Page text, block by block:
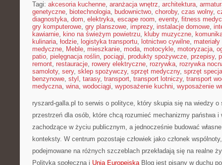
Tagi: akcesoria kuchenne, aranżacja wnętrz, architektura,
genetyczne, biotechnologia, budownictwo, choroby, czas wolny,
diagnostyka, dom, elektryka, escape room, eventy, fitness
gry komputerowe, gry planszowe, imprezy, instalacje domowe,
kawiarnie, kino na świeżym powietrzu, kluby muzyczne,
kulinaria, łodzie, logistyka transportu, lotnictwo cywilne,
medyczne, Meble, mieszkanie, moda, motocykle, motoryzacja,
patio, pielęgnacja roślin, pociągi, produkty spożywcze, przepisy,
remont, restauracje, rowery elektryczne, rozrywka, rozrywka
samoloty, sery, sklep spożywczy, sprzęt medyczny, sprzęt
benzynowe, styl , tarasy, transport, transport lotniczy, transport
medyczna, wina, wodociągi, wyposażenie kuchni, wyposażenie
ryszard-galla.pl to serwis o polityce, który skupia się na wiedzy o
przestrzeń dla osób, które chcą rozumieć mechanizmy państwa
zachodzące w życiu publicznym, a jednocześnie budować
konteksty. W centrum pozostaje człowiek jako członek
podejmowane na różnych szczeblach przekładają się na realne
Polityka społeczna i Unia EuropejskaBlog jest pisany w duchu